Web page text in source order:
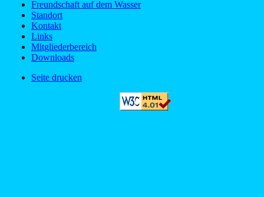
Freundschaft auf dem Wasser
Standort
Kontakt
Links
Mitgliederbereich
Downloads
Seite drucken